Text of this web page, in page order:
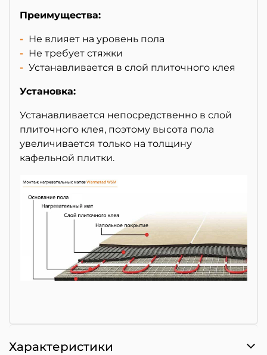
Преимущества:
- Не влияет на уровень пола
- Не требует стяжки
- Устанавливается в слой плиточного клея
Установка:
Устанавливается непосредственно в слой
плиточного клея, поэтому высота пола
увеличивается только на толщину
кафельной плитки.
Характеристики